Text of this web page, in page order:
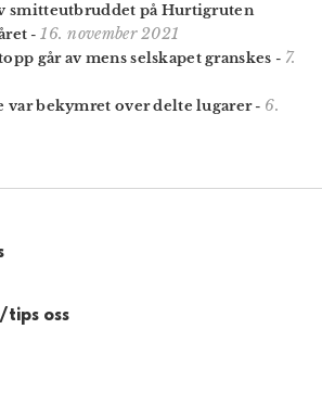
smitteutbruddet på Hurtigruten
-16. november 2021
går av mens selskapet granskes - 7.
var bekymret over delte lugarer- 6.
oss